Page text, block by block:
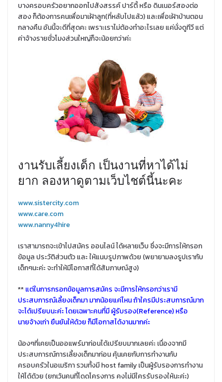
บางครอบครัวอยากออกไปสังสรรค์ ปาร์ตี้ หรือ ดินเนอร์สองต่อ
สอง ก็ต้องการคนเพื่อมาเฝ้าลูก(ที่หลับไปแล้ว) และเพื่อเฝ้าบ้านตอน
กลางคืน อันนี้จะดีที่สุดคะ เพราะเราไม่ต้องทำอะไรเลย แค่นั่งดูทีวี แต่
ค่าจ้างรายชั่วโมงส่วนใหญ่ก็จะน้อยกว่าค่ะ
งานรับเลี้ยงเด็ก เป็นงานที่หาได้ไม่
ยาก ลองหาดูตามเว็บไชต์นี้นะคะ
www.sistercity.com
www.care.com
www.nanny4hire
เราสามารถจะเข้าไปสมัคร ออนไลน์ ได้หลายเว็บ ซึ่งจะมีการให้กรอก
ข้อมูล ประวัติส่วนตัว และ ให้แนบรูปภาพด้วย (พยายามลงรูปเรากับ
เด็กๆนะค่ะ จะทำให้มีโอกาสที่ได้สัมภาษณ์สูง)
**แต่ในการกรอกข้อมูลการสมัคร จะมีการให้กรอกว่าเรามี
ประสบการณ์เลี้ยงเด็กมา มากน้อยแค่ไหน ถ้าใครมีประสบการณ์มาก
จะได้เปรียบนะค่ะ โดยเฉพาะคนที่มี ผู้รับรอง(Reference) หรือ
นายจ้างเก่า ยืนยันให้ด้วย ก็มีโอกาสได้งานมากค่ะ
น้องๆที่เคยเป็นออแพร์มาก่อนได้เปรียบมากเลยค่ะ เนื่องจากมี
ประสบการณ์การเลี้ยงเด็กมาก่อน คุ้นเคยกับการทำงานกับ
ครอบครัวในอเมริกา รวมทั้งมี host family เป็นผู้รับรองการทำงาน
ให้ได้ด้วย (ยกเว้นคนที่โดดโครงการ คงไม่มีใครรับรองให้นะค่ะ)